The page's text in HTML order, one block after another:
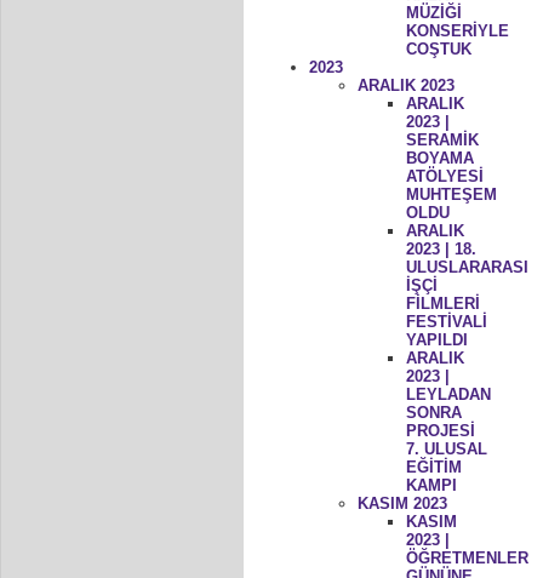
MÜZİĞİ
KONSERİYLE
COŞTUK
2023
ARALIK 2023
ARALIK
2023 |
SERAMİK
BOYAMA
ATÖLYESİ
MUHTEŞEM
OLDU
ARALIK
2023 | 18.
ULUSLARARASI
İŞÇİ
FİLMLERİ
FESTİVALİ
YAPILDI
ARALIK
2023 |
LEYLADAN
SONRA
PROJESİ
7. ULUSAL
EĞİTİM
KAMPI
KASIM 2023
KASIM
2023 |
ÖĞRETMENLER